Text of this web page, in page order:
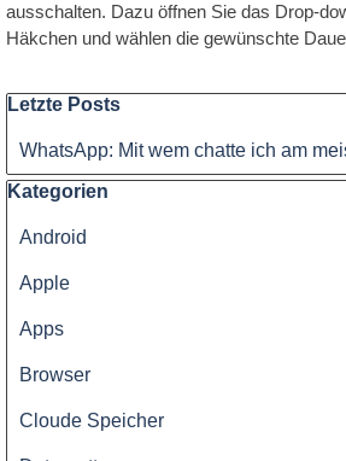
ausschalten. Dazu öffnen Sie das Drop-
Häkchen und wählen die gewünschte
Block überspringen Letzte Posts
Letzte Posts
WhatsApp: Mit wem chatte ich am
Block überspringen Kategorien
Kategorien
Android
Apple
Apps
Browser
Cloude Speicher